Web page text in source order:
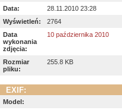
Data:
28.11.2010 23:28
Wyświetleń:
2764
Data
wykonania
zdjęcia:
10 października 2010
Rozmiar
pliku:
255.8 KB
EXIF:
Model: